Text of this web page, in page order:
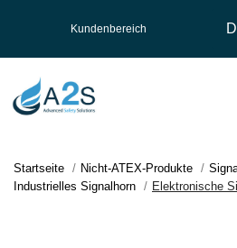
Kundenbereich
Startseite Nicht-ATEX-Produkte
Industrielles Signalhorn
Elektronische